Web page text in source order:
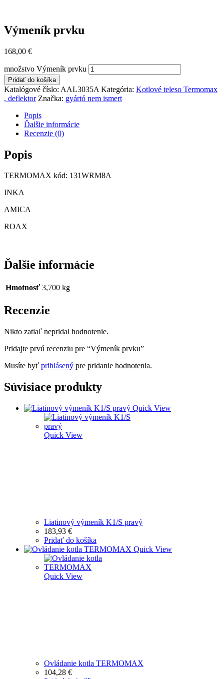
Výmeník prvku
168,00 €
množstvo Výmeník prvku
Pridať do košíka
Katalógové číslo: AAL3035A Kategória: Kotlové teleso Termomax
, deflektor Značka: gyártó nem ismert
Popis
Ďalšie informácie
Recenzie (0)
Popis
TERMOMAX kód: 131WRM8A
INKA
AMICA
ROAX
Ďalšie informácie
Hmotnosť 3,700 kg
Recenzie
Nikto zatiaľ nepridal hodnotenie.
Pridajte prvú recenziu pre “Výmeník prvku”
Musíte byť prihlásený pre pridanie hodnotenia.
Súvisiace produkty
Quick View
Quick View
Liatinový výmeník K1/S pravý
183,93 €
Pridať do košíka
Quick View
Quick View
Ovládanie kotla TERMOMAX
104,28 €